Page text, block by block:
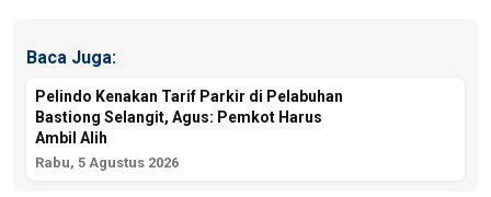
Baca Juga:
Pelindo Kenakan Tarif Parkir di Pelabuhan
Bastiong Selangit, Agus: Pemkot Harus
Ambil Alih
Rabu, 5 Agustus 2026